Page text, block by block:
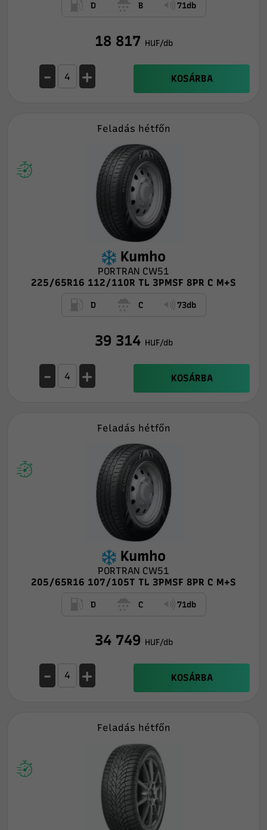
D B 71db
18 817 HUF/db
- + KOSÁRBA
Feladás hétfőn
Kumho
PORTRAN CW51
225/65R16 112/110R TL 3PMSF 8PR C M+S
D C 73db
39 314 HUF/db
- + KOSÁRBA
Feladás hétfőn
Kumho
PORTRAN CW51
205/65R16 107/105T TL 3PMSF 8PR C M+S
D C 71db
34 749 HUF/db
- + KOSÁRBA
Feladás hétfőn